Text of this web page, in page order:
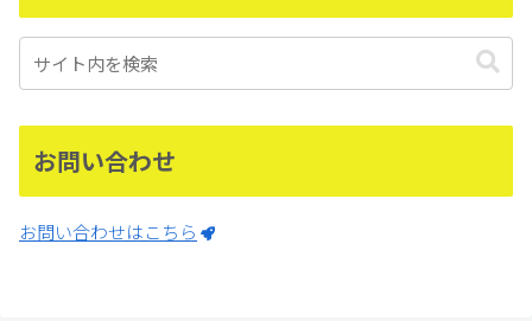
お問い合わせ
お問い合わせはこちら